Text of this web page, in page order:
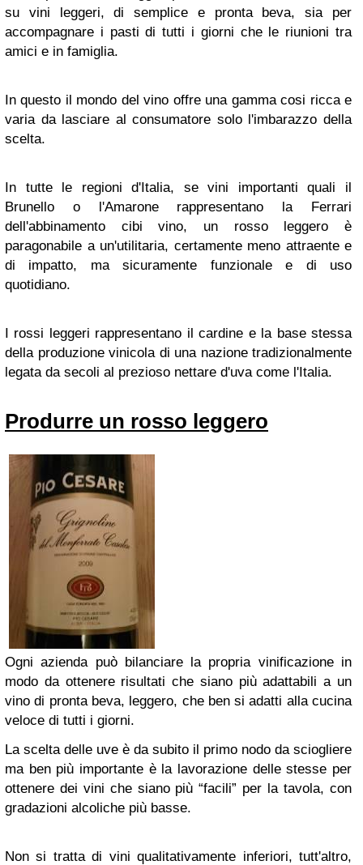
su vini leggeri, di semplice e pronta beva, sia per
accompagnare i pasti di tutti i giorni che le riunioni tra
amici e in famiglia.
In questo il mondo del vino offre una gamma cosi ricca e
varia da lasciare al consumatore solo l'imbarazzo della
scelta.
In tutte le regioni d'Italia, se vini importanti quali il
Brunello o l'Amarone rappresentano la Ferrari
dell'abbinamento cibi vino, un rosso leggero è
paragonabile a un'utilitaria, certamente meno attraente e
di impatto, ma sicuramente funzionale e di uso
quotidiano.
I rossi leggeri rappresentano il cardine e la base stessa
della produzione vinicola di una nazione tradizionalmente
legata da secoli al prezioso nettare d'uva come l'Italia.
Produrre un rosso leggero
Ogni azienda può bilanciare la propria vinificazione in
modo da ottenere risultati che siano più adattabili a un
vino di pronta beva, leggero, che ben si adatti alla cucina
veloce di tutti i giorni.
La scelta delle uve è da subito il primo nodo da sciogliere
ma ben più importante è la lavorazione delle stesse per
ottenere dei vini che siano più “facili” per la tavola, con
gradazioni alcoliche più basse.
Non si tratta di vini qualitativamente inferiori, tutt'altro,